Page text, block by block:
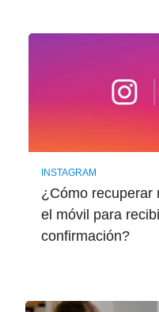
INSTAGRAM
¿Cómo recuperar
el móvil para
confirmación?